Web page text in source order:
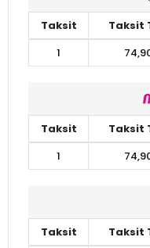
Taksit Taksit
1
Taksit Taksit
1
Taksit Taksit